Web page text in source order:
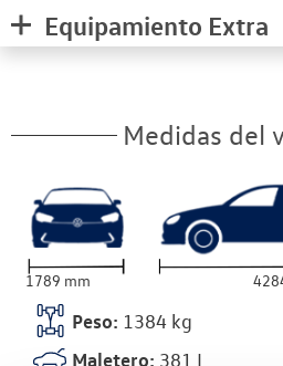
Equipamiento Extra
Medidas del
1789 mm
Peso: 1384 kg
Maletero: 381 L